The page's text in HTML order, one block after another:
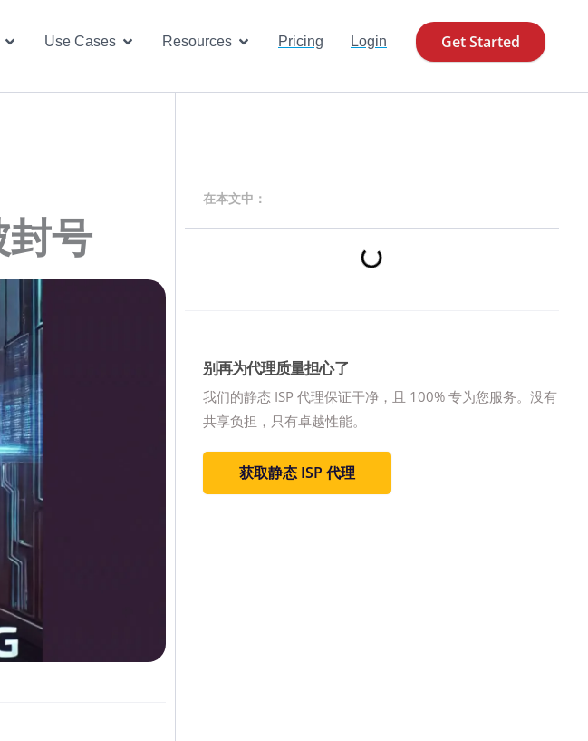
Open Proxies
Use Cases Open Use Cases
Resources Open Resources
Pricing Login Get Started
号
在本文中：
别再为代理质量担心了
我们的静态 ISP 代理保证干净，且 100% 专为您服务。 没有
共享负担，只有卓越性能。
获取静态 ISP 代理